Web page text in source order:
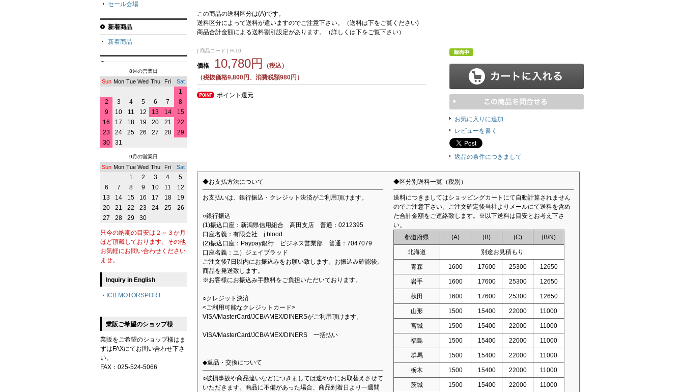
この商品の送料区分は(A)です。
送料区分によって送料が違いますのでご注意下さい。（送料は下をご覧ください)
商品合計金額による送料割引設定があります。（詳しくは下をご覧下さい）
[ 商品コード ] H-10
価格 10,780円
（税込）
（税抜価格9,800円、消費税額980円）
ポイント還元
お気に入りに追加
レビューを書く
返品の条件につきまして
◆お支払方法について
お支払いは、銀行振込・クレジット決済がご利用頂けます。
○銀行振込
(1)振込口座：新潟県信用組合 高田支店 普通：0212395
口座名義：有限会社 j.blood
(2)振込口座：Paypay銀行 ビジネス営業部 普通：7047079
口座名義：ユ）ジェイブラッド
ご注文後7日以内にお振込みをお願い致します。お振込み確認後、
商品を発送致します。
※お客様にお振込み手数料をご負担いただいております。
○クレジット決済
<ご利用可能なクレジットカード>
VISA/MasterCard/JCB/AMEX/DINERSがご利用頂けます。
VISA/MasterCard/JCB/AMEX/DINERS 一括払い
◆返品・交換について
○破損事故や商品違いなどにつきましては速やかにお取替えさせて
いただきます。商品に不備があった場合、商品到着日より一週間
◆区分別送料一覧（税別）
送料につきましてはショッピングカートにて自動計算されません
のでご注意下さい。ご注文確定後当社よりメールにて送料を含め
た合計金額をご連絡致します。※以下送料は目安とお考え下さ
い。
都道府県
(A) (B) (C) (B/N)
北海道 別途お見積もり
青森 1600 17600 25300 12650
岩手 1600 17600 25300 12650
秋田 1600 17600 25300 12650
山形 1500 15400 22000 11000
宮城 1500 15400 22000 11000
福島 1500 15400 22000 11000
群馬 1500 15400 22000 11000
栃木 1500 15400 22000 11000
茨城 1500 15400 22000 11000
セール会場
新着商品
新着商品
8月の営業日
Sun Mon Tue Wed Thu Fri Sat
1
2
3 4 5 6 7
8
9
10 11 12 13 14
15
16
17 18 19 20 21
22
23
24 25 26 27 28
29
30
31
9月の営業日
Sun Mon Tue Wed Thu Fri Sat
1 2 3 4
5
6
7 8 9 10 11
12
13
14 15 16 17 18
19
20
21 22 23 24 25
26
27
28 29 30
只今の納期の目安は２～３か月
ほど頂戴しております。その他
お気軽にお問い合わせください
ませ。
Inquiry in English
・ ICB MOTORSPORT
業販ご希望のショップ様
業販をご希望のショップ様はま
ずはFAXにてお問い合わせ下さ
い。
FAX：025-524-5066